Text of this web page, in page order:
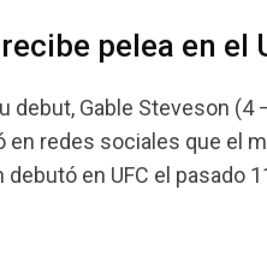
pelea en el
debut, Gable Steveson
en redes sociales que el
debutó en UFC el pasado